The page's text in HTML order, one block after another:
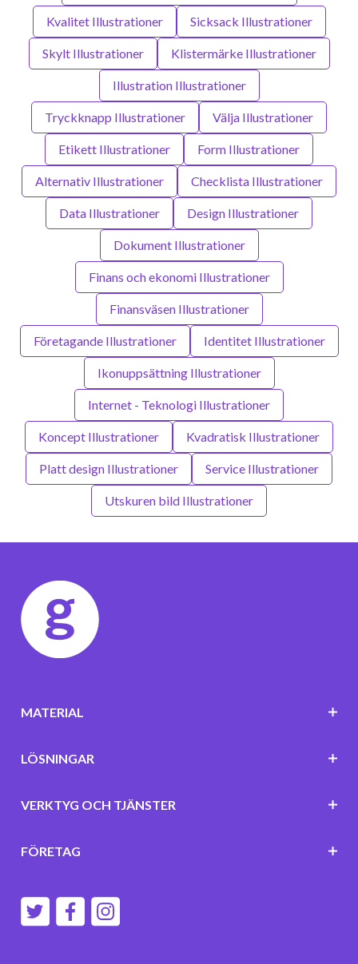
Kvalitet Illustrationer Sicksack Illustrationer
Skylt Illustrationer Klistermärke Illustrationer
Illustration Illustrationer
Tryckknapp Illustrationer Välja Illustrationer
Etikett Illustrationer Form Illustrationer
Alternativ Illustrationer Checklista Illustrationer
Data Illustrationer Design Illustrationer
Dokument Illustrationer
Finans och ekonomi Illustrationer
Finansväsen Illustrationer
Företagande Illustrationer Identitet Illustrationer
Ikonuppsättning Illustrationer
Internet - Teknologi Illustrationer
Koncept Illustrationer Kvadratisk Illustrationer
Platt design Illustrationer Service Illustrationer
Utskuren bild Illustrationer
MATERIAL
LÖSNINGAR
VERKTYG OCH TJÄNSTER
FÖRETAG